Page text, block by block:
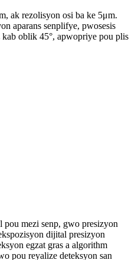
ak rezolisyon osi ba ke 5μm.
aparans senplifye, pwosesis
oblik 45°, apwopriye pou plis
mezi senp, gwo presizyon
dijital presizyon
egzat gras a algorithm
pou reyalize deteksyon san